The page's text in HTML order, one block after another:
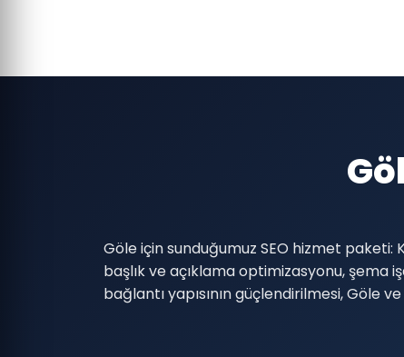
Göle için sunduğumuz SEO hizmet
başlık ve açıklama optimizasyonu,
bağlantı yapısının güçlendirilmesi, Göle